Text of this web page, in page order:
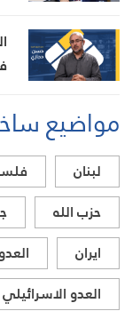
مواضيع
لبنان
حزب الله
ايران
العدو الاسرائيلي